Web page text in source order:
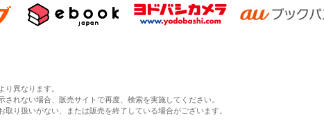
異なります。
れない場合、販売サイトで再度、検索を実施してください。
り扱いがない、または販売を終了している場合がございます。